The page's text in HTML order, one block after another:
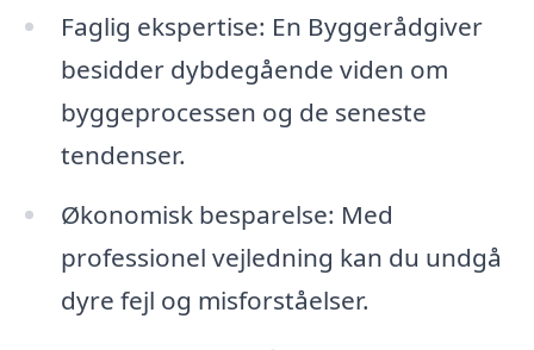
Faglig ekspertise: En Byggerådgiver
besidder dybdegående viden om
byggeprocessen og de seneste
tendenser.
Økonomisk besparelse: Med
professionel vejledning kan du undgå
dyre fejl og misforståelser.